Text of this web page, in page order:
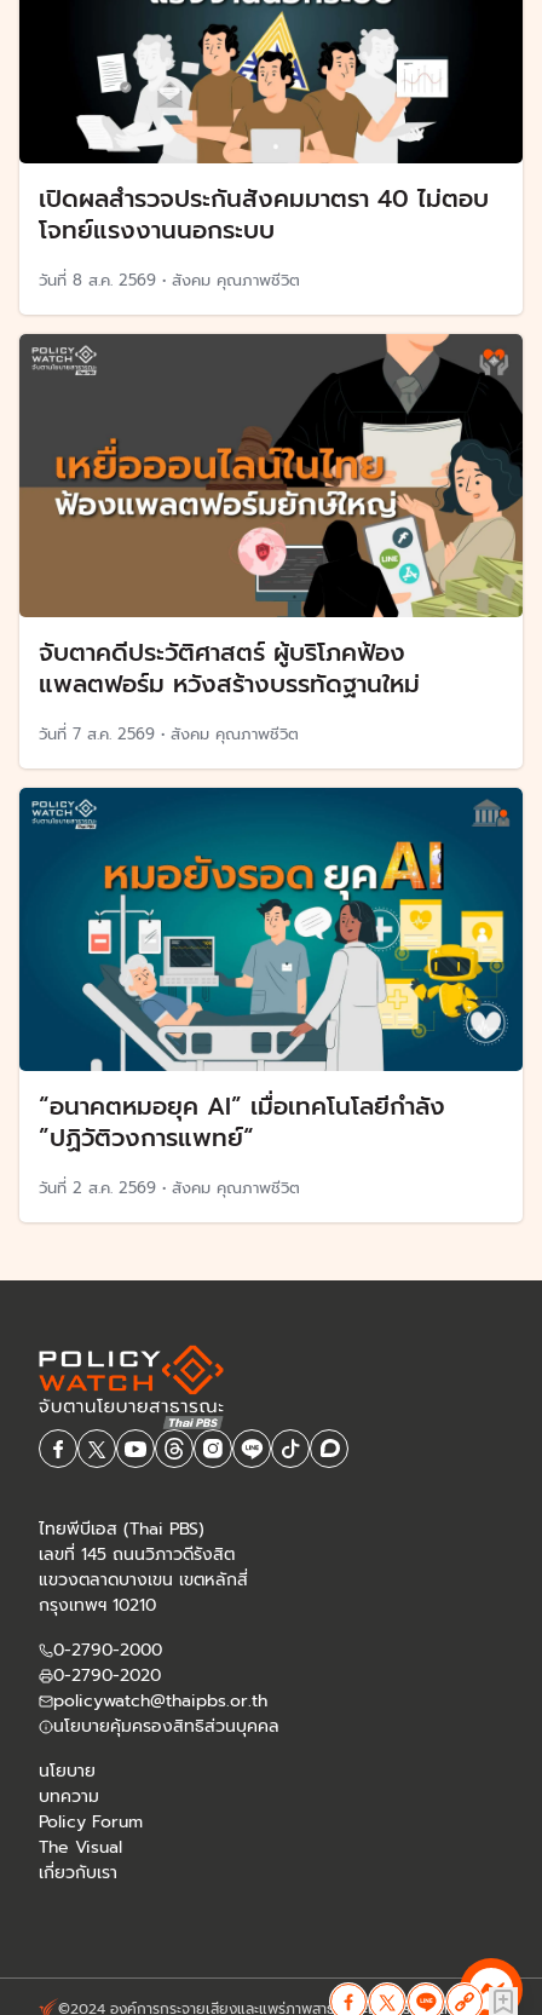
เปิดผลสำรวจประกันสังคมมาตรา 40 ไม่ตอบ
โจทย์แรงงานนอกระบบ
วันที่ 8 ส.ค. 2569 • สังคม คุณภาพชีวิต
จับตาคดีประวัติศาสตร์ ผู้บริโภคฟ้อง
แพลตฟอร์ม หวังสร้างบรรทัดฐานใหม่
วันที่ 7 ส.ค. 2569 • สังคม คุณภาพชีวิต
“อนาคตหมอยุค AI” เมื่อเทคโนโลยีกำลัง
”ปฏิวัติวงการแพทย์“
วันที่ 2 ส.ค. 2569 • สังคม คุณภาพชีวิต
ไทยพีบีเอส (Thai PBS)
เลขที่ 145 ถนนวิภาวดีรังสิต
แขวงตลาดบางเขน เขตหลักสี่
กรุงเทพฯ 10210
0-2790-2000
0-2790-2020
policywatch@thaipbs.or.th
นโยบายคุ้มครองสิทธิส่วนบุคคล
นโยบาย
บทความ
Policy Forum
The Visual
เกี่ยวกับเรา
©2024 องค์การกระจายเสียงและแพร่ภาพสาธารณะแห่งประเทศไทย